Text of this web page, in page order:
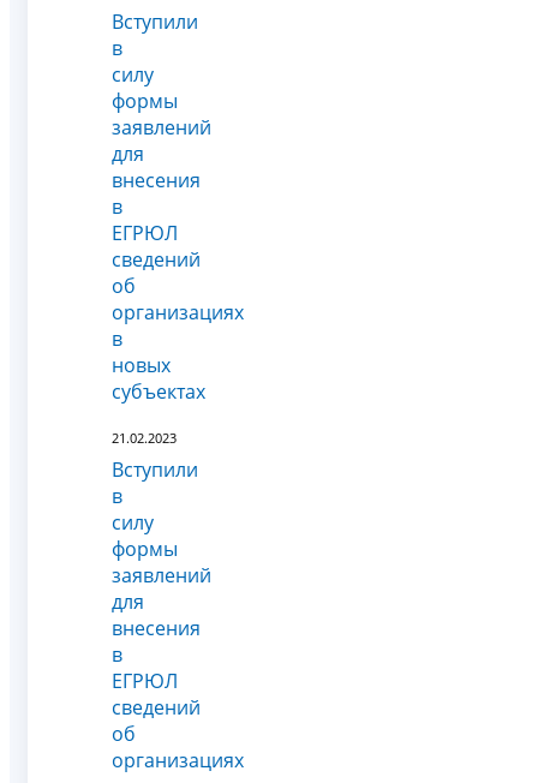
Вступили
в
силу
формы
заявлений
для
внесения
в
ЕГРЮЛ
сведений
об
организациях
в
новых
субъектах
21.02.2023
Вступили
в
силу
формы
заявлений
для
внесения
в
ЕГРЮЛ
сведений
об
организациях